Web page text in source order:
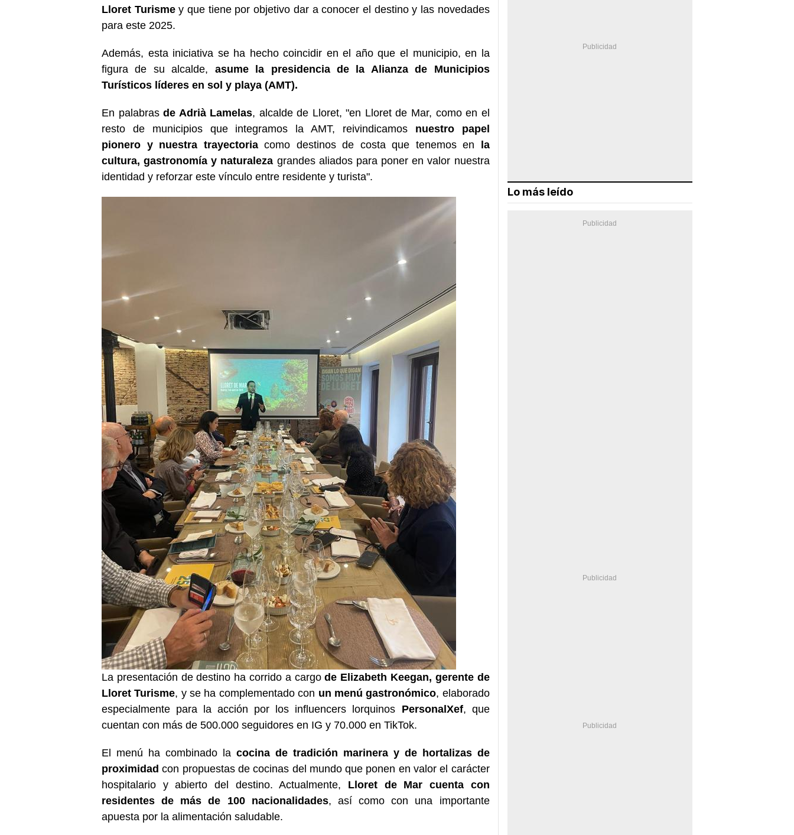
Lloret Turismey que tiene por objetivo dar a conocer el destino y las novedades
para este 2025.
Además, esta iniciativa se ha hecho coincidir en el año que el municipio, en la
figura de su alcalde, asume la presidencia de la Alianza de Municipios
Turísticos líderes en sol y playa (AMT).
En palabrasde Adrià Lamelas, alcalde de Lloret, "en Lloret de Mar, como en el
resto de municipios que integramos la AMT, reivindicamos nuestro papel
pionero y nuestra trayectoriacomo destinos de costa que tenemos en la
cultura, gastronomía y naturaleza grandes aliados para poner en valor nuestra
identidad y reforzar este vínculo entre residente y turista".
La presentación de destino ha corrido a cargode Elizabeth Keegan, gerente de
Lloret Turisme, y se ha complementado con un menú gastronómico, elaborado
especialmente para la acción por los influencers lorquinos PersonalXef, que
cuentan con más de 500.000 seguidores en IG y 70.000 en TikTok.
El menú ha combinado la cocina de tradición marinera y de hortalizas de
proximidad con propuestas de cocinas del mundo que ponen en valor el carácter
hospitalario y abierto del destino. Actualmente, Lloret de Mar cuenta con
residentes de más de 100 nacionalidades, así como con una importante
apuesta por la alimentación saludable.
Lo más leído